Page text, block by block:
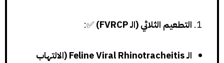
التطعيم الثلاثي (الـ FVRCP) ✅:
الـ Feline Viral Rhinotracheitis (الالتهاب